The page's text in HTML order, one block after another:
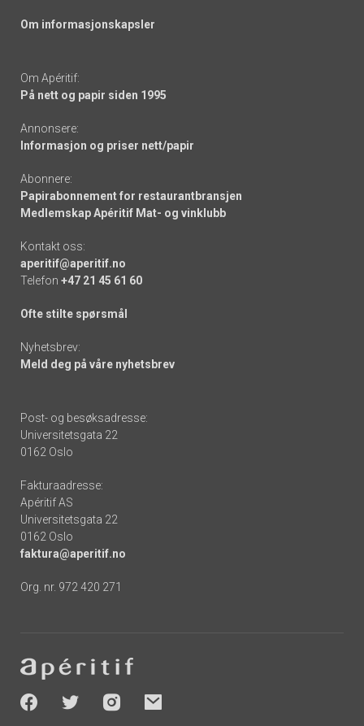
Om informasjonskapsler
Om Apéritif:
På nett og papir siden 1995
Annonsere:
Informasjon og priser nett/papir
Abonnere:
Papirabonnement for restaurantbransjen
Medlemskap Apéritif Mat- og vinklubb
Kontakt oss:
aperitif@aperitif.no
Telefon +47 21 45 61 60
Ofte stilte spørsmål
Nyhetsbrev:
Meld deg på våre nyhetsbrev
Post- og besøksadresse:
Universitetsgata 22
0162 Oslo
Fakturaadresse:
Apéritif AS
Universitetsgata 22
0162 Oslo
faktura@aperitif.no
Org. nr. 972 420 271
-
socials